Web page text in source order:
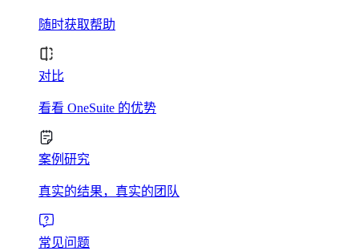
随时获取帮助
对比
看看 OneSuite 的优势
案例研究
真实的结果，真实的团队
常见问题